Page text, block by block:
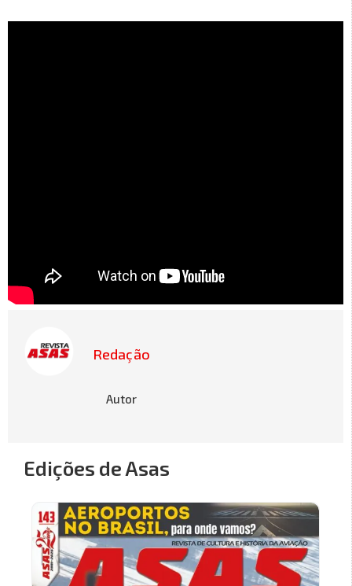
Redação
Autor
Edições de Asas